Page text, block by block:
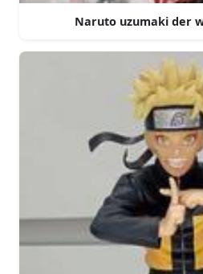
Naruto uzumaki der